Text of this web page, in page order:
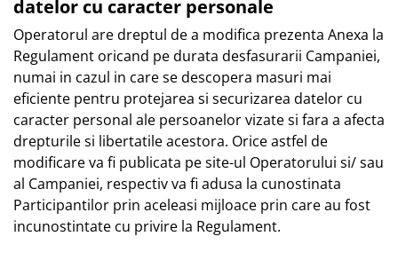
datelor cu caracter personale
Operatorul are dreptul de a modifica prezenta Anexa la
Regulament oricand pe durata desfasurarii Campaniei,
numai in cazul in care se descopera masuri mai
eficiente pentru protejarea si securizarea datelor cu
caracter personal ale persoanelor vizate si fara a afecta
drepturile si libertatile acestora. Orice astfel de
modificare va fi publicata pe site-ul Operatorului si/ sau
al Campaniei, respectiv va fi adusa la cunostinata
Participantilor prin aceleasi mijloace prin care au fost
incunostintate cu privire la Regulament.